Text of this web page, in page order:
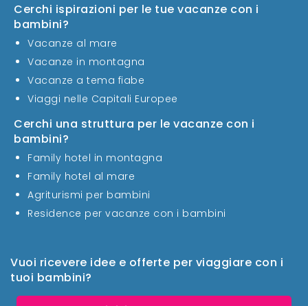
Vuoi ricevere idee e offerte per viaggiare con i
tuoi bambini?
Cerchi ispirazioni per le tue vacanze con i
bambini?
Vacanze al mare
Vacanze in montagna
Vacanze a tema fiabe
Viaggi nelle Capitali Europee
Cerchi una struttura per le vacanze con i
bambini?
Family hotel in montagna
Family hotel al mare
Agriturismi per bambini
Residence per vacanze con i bambini